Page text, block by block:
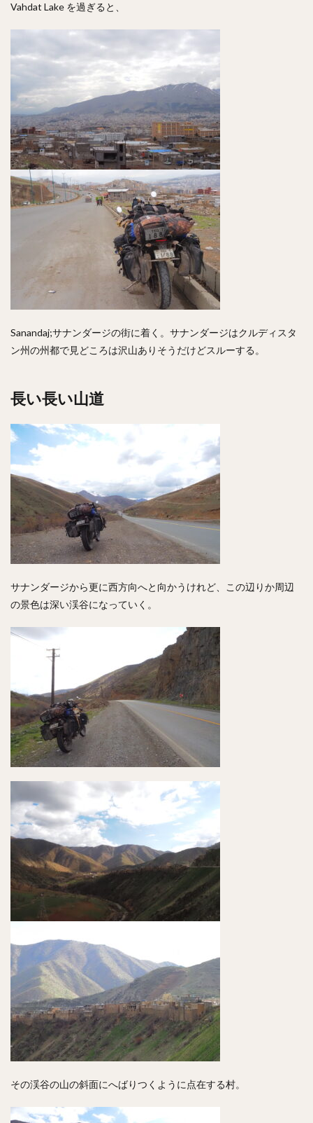
Vahdat Lake を過ぎると、
Sanandaj;サナンダージの街に着く。サナンダージはクルディスタ
ン州の州都で見どころは沢山ありそうだけどスルーする。
長い長い山道
サナンダージから更に西方向へと向かうけれど、この辺りか周辺
の景色は深い渓谷になっていく。
その渓谷の山の斜面にへばりつくように点在する村。